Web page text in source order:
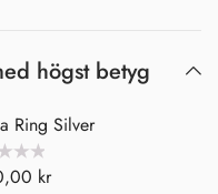
högst betyg
Ring Silver
kr